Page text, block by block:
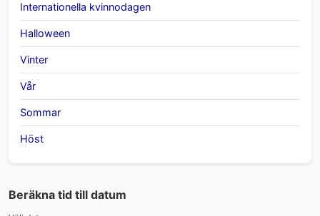
Internationella kvinnodagen
Halloween
Vinter
Vår
Sommar
Höst
Beräkna tid till datum